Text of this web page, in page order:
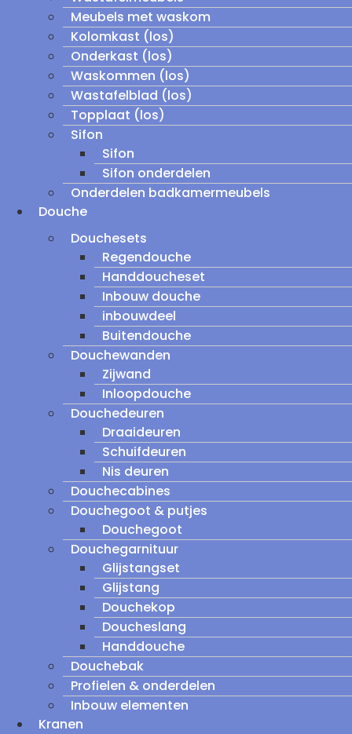
Meubels met waskom
Kolomkast (los)
Onderkast (los)
Waskommen (los)
Wastafelblad (los)
Topplaat (los)
Sifon
Sifon
Sifon onderdelen
Onderdelen badkamermeubels
Douche
Douchesets
Regendouche
Handdoucheset
Inbouw douche
inbouwdeel
Buitendouche
Douchewanden
Zijwand
Inloopdouche
Douchedeuren
Draaideuren
Schuifdeuren
Nis deuren
Douchecabines
Douchegoot & putjes
Douchegoot
Douchegarnituur
Glijstangset
Glijstang
Douchekop
Doucheslang
Handdouche
Douchebak
Profielen & onderdelen
Inbouw elementen
Kranen